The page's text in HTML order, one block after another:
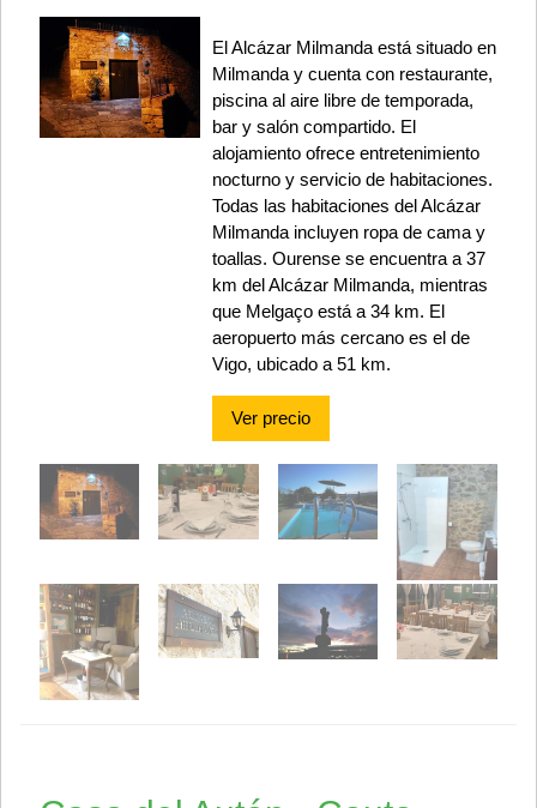
El Alcázar Milmanda está situado en
Milmanda y cuenta con restaurante,
piscina al aire libre de temporada,
bar y salón compartido. El
alojamiento ofrece entretenimiento
nocturno y servicio de habitaciones.
Todas las habitaciones del Alcázar
Milmanda incluyen ropa de cama y
toallas. Ourense se encuentra a 37
km del Alcázar Milmanda, mientras
que Melgaço está a 34 km. El
aeropuerto más cercano es el de
Vigo, ubicado a 51 km.
Ver precio